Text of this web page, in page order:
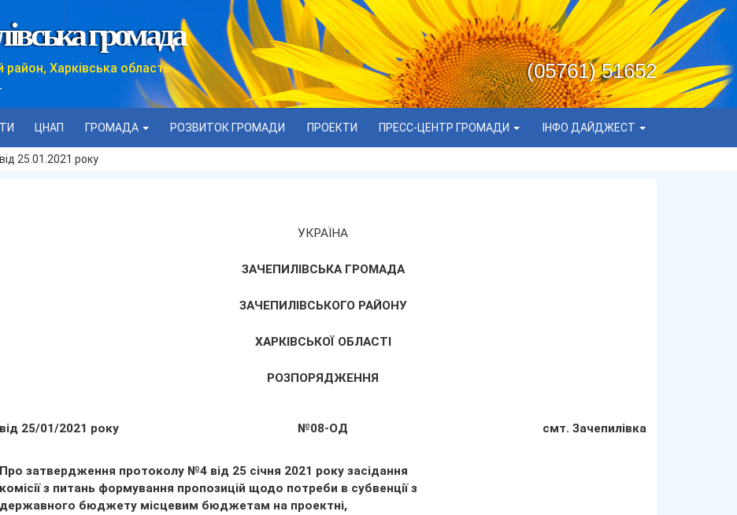
громада
район, Харківська область
(05761) 51652
ЦНАП ГРОМАДА РОЗВИТОК ГРОМАДИ ПРОЕКТИ ПРЕСС-ЦЕНТР ГРОМАДИ ІНФО ДАЙДЖЕСТ
25.01.2021 року
УКРАЇНА
ЗАЧЕПИЛІВСЬКА ГРОМАДА
ЗАЧЕПИЛІВСЬКОГО РАЙОНУ
ХАРКІВСЬКОЇ ОБЛАСТІ
РОЗПОРЯДЖЕННЯ
від 25/01/2021 року №08-ОД смт. Зачепилівка
Про затвердження протоколу №4 від 25 січня 2021 року засідання
комісії з питань формування пропозицій щодо потреби в субвенції з
державного бюджету місцевим бюджетам на проектні,